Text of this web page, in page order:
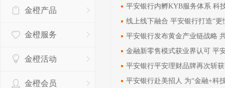
关于调整存量首套住房贷款利率的公告
金橙产品
金橙服务
金橙活动
金橙会员
平安银行内孵KYB服务体系 科
线上线下融合 平安银行打造“
平安银行发布黄金产业链战略
金融新零售模式获业界认可 平
平安银行平安理财品牌再次斩
平安银行赴美招人 为“金融+科